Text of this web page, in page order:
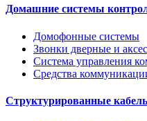
Домашние системы
Домофонные системы
Звонки дверные и
Система управления
Средства
Структурированные